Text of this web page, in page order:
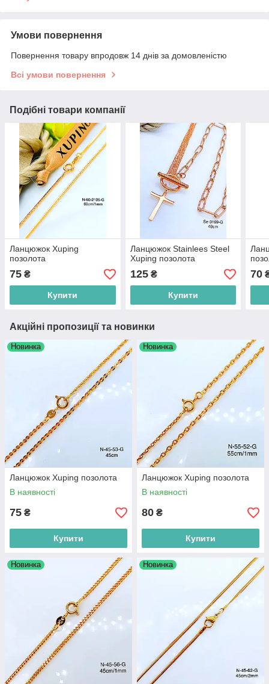
Умови повернення
Повернення товару впродовж 14 днів за домовленістю
Всі умови повернення
Подібні товари компанії
Ланцюжок Xuping
позолота
75 ₴
Купити
Ланцюжок Stainlees Steel
Xuping позолота
125₴
Купити
70
Акційні пропозиції та новинки
Новинка
Ланцюжок Xuping позолота
В наявності
75 ₴
Купити
Новинка
Ланцюжок Xuping позолота
В наявності
80 ₴
Купити
Новинка Новинка